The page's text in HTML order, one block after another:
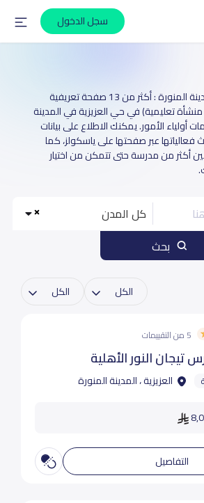
سجل الدخول
دليل مدارس مدينة المدينة المنورة : أكثر من 13 صفحة تعريفية
(تغطي أكثر من 7,500 منشأة تعليمية) في حي العزيزية في المدينة
أولياء الأمور. يمكنك الاطلاع على بيانات
فعالياتها عبر صفحتها على ياسكولز، كما
أكثر من مدرسة حتى تتمكن من اختيار
كل المدن
5 من التقييمات
تيجان النور الأهلية
العزيزية ، المدينة المنورة
التفاصيل